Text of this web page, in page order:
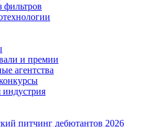
фильтров
и премии
агентства
индустрия
питчинг дебютантов 2026